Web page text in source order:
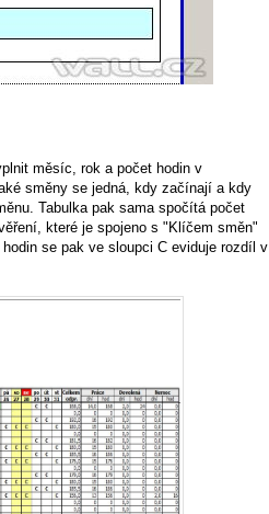
měsíc, rok a počet hodin v
směny se jedná, kdy začínají a kdy
Tabulka pak sama spočítá počet
které je spojeno s "Klíčem směn"
se pak ve sloupci C eviduje rozdíl v